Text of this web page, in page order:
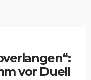
vor Duell